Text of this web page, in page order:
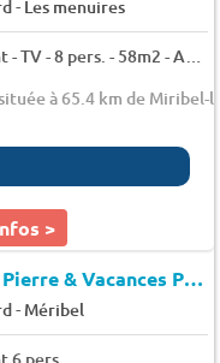
- Les menuires
Appartement - TV - 8 pers. - 58m2 - Animaux admis
à 65.4 km de Miribel-
>
Residence Pierre & Vacances Premium L'Hevana
- Méribel